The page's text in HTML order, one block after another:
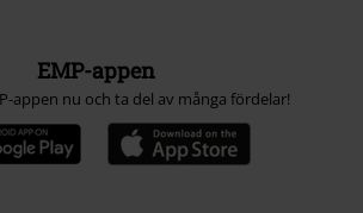
EMP-appen
appen nu och ta del av många fördelar!